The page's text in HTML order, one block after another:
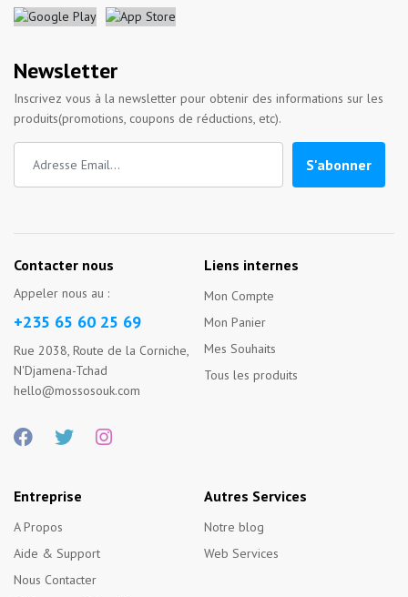
Newsletter
Inscrivez vous à la newsletter pour obtenir des informations sur les
produits(promotions, coupons de réductions, etc).
S'abonner
Contacter nous
Appeler nous au :
+235 65 60 25 69
Rue 2038, Route de la Corniche,
N'Djamena-Tchad
hello@mossosouk.com
Liens internes
Mon Compte
Mon Panier
Mes Souhaits
Tous les produits
Entreprise
A Propos
Aide & Support
Nous Contacter
Autres Services
Notre blog
Web Services